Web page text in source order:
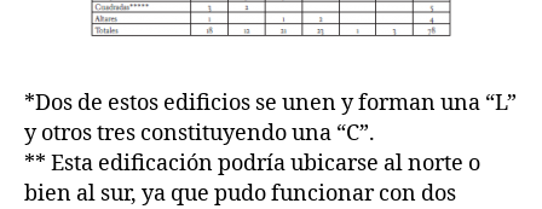
*Dos de estos edificios se unen y forman una “L”
y otros tres constituyendo una “C”.
** Esta edificación podría ubicarse al norte o
bien al sur, ya que pudo funcionar con dos